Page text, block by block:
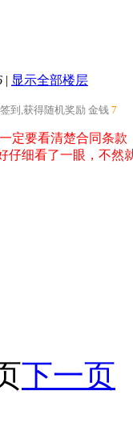
| 显示全部楼层
到,获得随机奖励 金钱 7
定要看清楚合同条
仔细看了一眼，不然
下一页